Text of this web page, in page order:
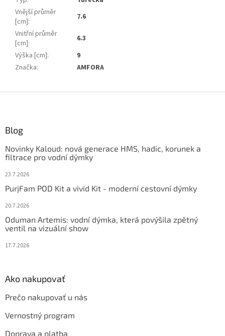
Vnější průměr
[cm]:
7.6
Vnitřní průměr
[cm]:
6.3
Výška [cm]:
9
Značka: AMFORA
Blog
Novinky Kaloud: nová generace HMS, hadic, korunek a
filtrace pro vodní dýmky
23.7.2026
PurjFam POD Kit a vivid Kit - moderní cestovní dýmky
20.7.2026
Oduman Artemis: vodní dýmka, která povýšila zpětný
ventil na vizuální show
17.7.2026
Ako nakupovať
Prečo nakupovať u nás
Vernostný program
Doprava a platba